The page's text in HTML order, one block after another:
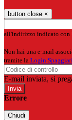
button close ×
all'indirizzo indicato con
Non hai una e-mail
tramite la Login
E-mail inviata, si
Errore
Chiudi